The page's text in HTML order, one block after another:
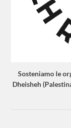
Sosteniamo le
Dheisheh